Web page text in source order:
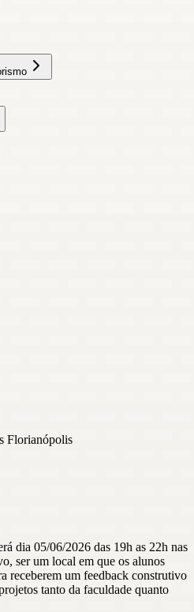
Florianópolis
dia 05/06/2026 das 19h as 22h nas
ser um local em que os alunos
receberem um feedback construtivo
tanto da faculdade quanto